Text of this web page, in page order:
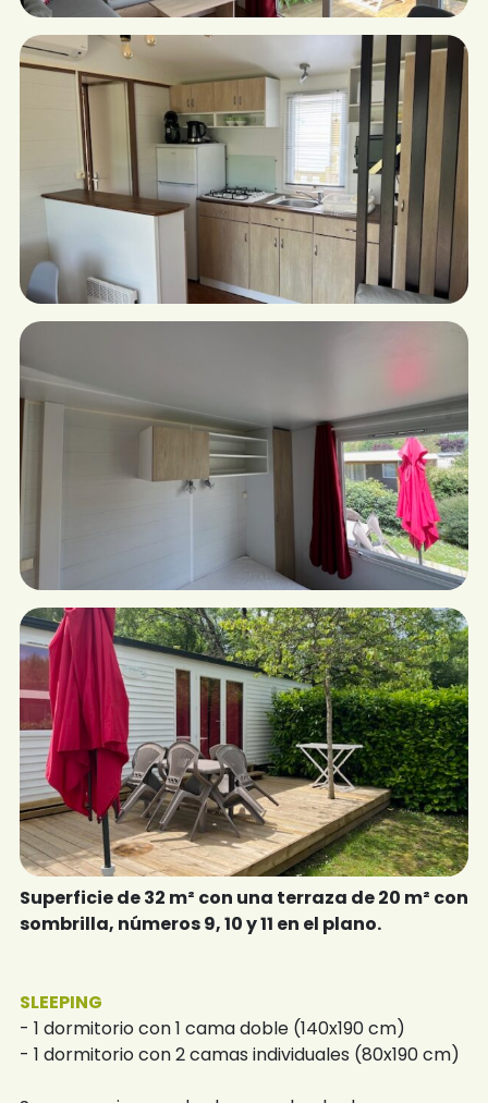
Superficie de 32 m² con una terraza de 20 m² con
sombrilla, números 9, 10 y 11 en el plano.
SLEEPING
- 1 dormitorio con 1 cama doble (140x190 cm)
- 1 dormitorio con 2 camas individuales (80x190 cm)